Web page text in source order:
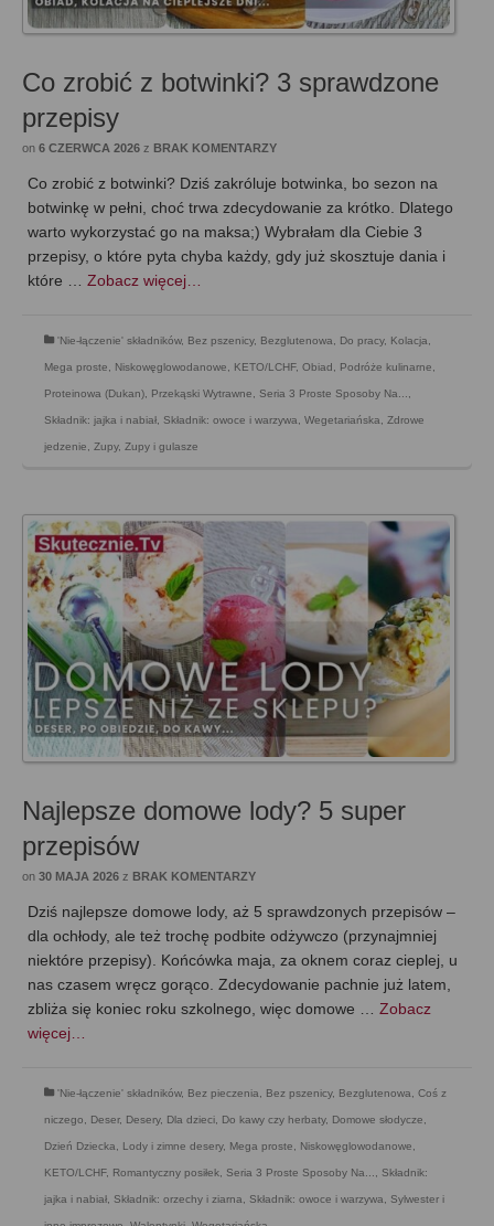
Co zrobić z botwinki? 3 sprawdzone
przepisy
on 6 CZERWCA 2026 z BRAK KOMENTARZY
Co zrobić z botwinki? Dziś zakróluje botwinka, bo sezon na
botwinkę w pełni, choć trwa zdecydowanie za krótko. Dlatego
warto wykorzystać go na maksa;) Wybrałam dla Ciebie 3
przepisy, o które pyta chyba każdy, gdy już skosztuje dania i
które … Zobacz więcej…
'Nie-łączenie' składników, Bez pszenicy, Bezglutenowa, Do pracy, Kolacja,
Mega proste, Niskowęglowodanowe, KETO/LCHF, Obiad, Podróże kulinarne,
Proteinowa (Dukan), Przekąski Wytrawne, Seria 3 Proste Sposoby Na...,
Składnik: jajka i nabiał, Składnik: owoce i warzywa, Wegetariańska, Zdrowe
jedzenie, Zupy, Zupy i gulasze
Najlepsze domowe lody? 5 super
przepisów
on 30 MAJA 2026 z BRAK KOMENTARZY
Dziś najlepsze domowe lody, aż 5 sprawdzonych przepisów –
dla ochłody, ale też trochę podbite odżywczo (przynajmniej
niektóre przepisy). Końcówka maja, za oknem coraz cieplej, u
nas czasem wręcz gorąco. Zdecydowanie pachnie już latem,
zbliża się koniec roku szkolnego, więc domowe … Zobacz
więcej…
'Nie-łączenie' składników, Bez pieczenia, Bez pszenicy, Bezglutenowa, Coś z
niczego, Deser, Desery, Dla dzieci, Do kawy czy herbaty, Domowe słodycze,
Dzień Dziecka, Lody i zimne desery, Mega proste, Niskowęglowodanowe,
KETO/LCHF, Romantyczny posiłek, Seria 3 Proste Sposoby Na..., Składnik:
jajka i nabiał, Składnik: orzechy i ziarna, Składnik: owoce i warzywa, Sylwester i